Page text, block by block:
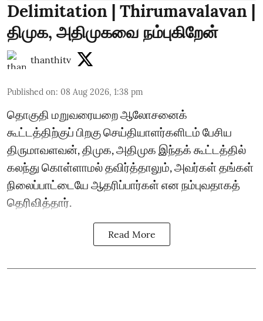
Delimitation | Thirumavalavan |
திமுக, அதிமுகவை நம்புகிறேன்
thanthitv
Published on: 08 Aug 2026, 1:38 pm
தொகுதி மறுவரையறை ஆலோசனைக்
கூட்டத்திற்குப் பிறகு செய்தியாளர்களிடம் பேசிய
திருமாவளவன், திமுக, அதிமுக இந்தக் கூட்டத்தில்
கலந்து கொள்ளாமல் தவிர்த்தாலும், அவர்கள் தங்கள்
நிலைப்பாட்டையே ஆதரிப்பார்கள் என நம்புவதாகத்
தெரிவித்தார்.
Read More